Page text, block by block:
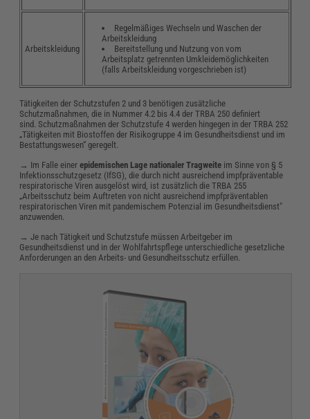
Arbeitskleidung
Regelmäßiges Wechseln und Waschen der
Arbeitskleidung
Bereitstellung und Nutzung von vom
Arbeitsplatz getrennten Umkleidemöglichkeiten
(falls Arbeitskleidung vorgeschrieben ist)
Tätigkeiten der Schutzstufen 2 und 3 benötigen zusätzliche
Schutzmaßnahmen, die in Nummer 4.2 bis 4.4 der TRBA 250 definiert
sind. Schutzmaßnahmen der Schutzstufe 4 werden hingegen in der TRBA 252
„Tätigkeiten mit Biostoffen der Risikogruppe 4 im Gesundheitsdienst und im
Bestattungswesen“ geregelt.
→ Im Falle einerepidemischen Lage nationaler Tragweite im Sinne von § 5
Infektionsschutzgesetz (IfSG), die durch nicht ausreichend impfpräventable
respiratorische Viren ausgelöst wird, ist zusätzlich die TRBA 255
„Arbeitsschutz beim Auftreten von nicht ausreichend impfpräventablen
respiratorischen Viren mit pandemischem Potenzial im Gesundheitsdienst"
anzuwenden.
→ Je nach Tätigkeit und Schutzstufe müssen Arbeitgeber im
Gesundheitsdienst und in der Wohlfahrtspflege unterschiedliche gesetzliche
Anforderungen an den Arbeits- und Gesundheitsschutz erfüllen.